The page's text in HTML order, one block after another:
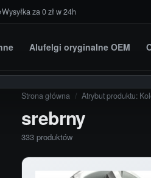
Wysyłka za 0 zł w 24h
Alufelgi oryginalne OEM
Strona główna / Atrybut produktu:
srebrny
333 produktów